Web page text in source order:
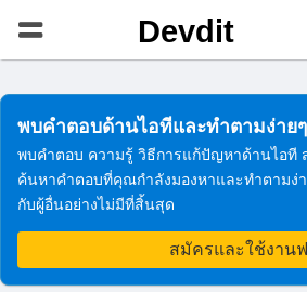
Devdit
พบคำตอบด้านไอทีและทำตามง่ายๆ
พบคำตอบ ความรู้ วิธีการแก้ปัญหาด้านไอที
ค้นหาคำตอบที่คุณกำลังมองหาและทำตามง่
กับผู้อื่นอย่างไม่มีที่สิ้นสุด
สมัครและใช้งาน